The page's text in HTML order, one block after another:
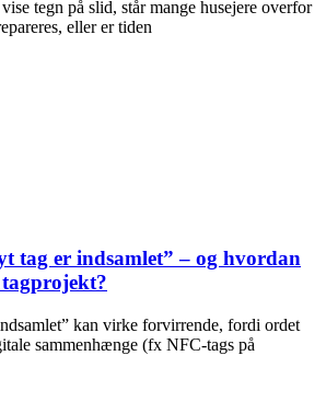
tegn på slid, står mange husejere overfor
eller er tiden
tag er indsamlet” – og hvordan
kan virke forvirrende, fordi ordet
sammenhænge (fx NFC-tags på